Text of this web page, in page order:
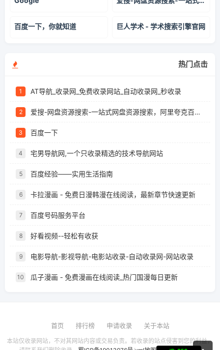
百度一下，你就知道 巨人学术 - 学术搜索引擎官网
热门点击
1 AT导航_收录网_免费收录网站_自动收录网_秒收录
2 爱搜-网盘资源搜索-一站式网盘资源搜索，阿里夸克百度迅雷UC全聚合
3 百度一下
4 宅男导航网,一个只收录精选的技术导航网站
5 百度经验——实用生活指南
6 卡拉漫画 - 免费日漫韩漫在线阅读，最新章节快速更新
7 百度号码服务平台
8 好看视频--轻松有收获
9 电影导航-影视导航-电影站收录-自动收录网-网站收录
10 瓜子漫画 - 免费漫画在线阅读_热门国漫每日更新
首页 排行榜 申请收录 关于本站
本站仅收录网站，不对其网站内容或交易负责。若收录的站点侵害到您的利益，